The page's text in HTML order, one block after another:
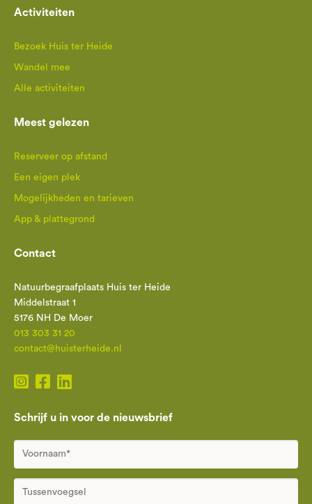
Activiteiten
Bezoek Huis ter Heide
Wandel mee
Alle activiteiten
Meest gelezen
Reserveer op afstand
Een eigen plek
Mogelijkheden en tarieven
App & plattegrond
Contact
Natuurbegraafplaats Huis ter Heide
Middelstraat 1
5176 NH De Moer
013 303 31 20
contact@huisterheide.nl
Schrijf u in voor de nieuwsbrief